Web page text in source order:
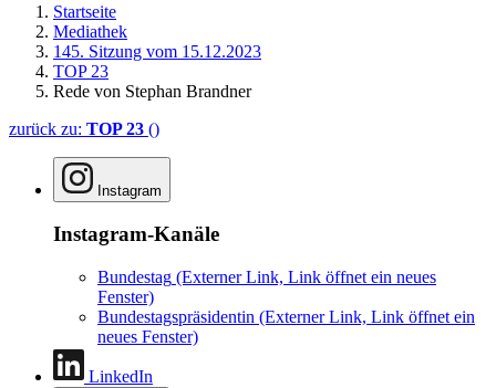
Startseite
Mediathek
145. Sitzung vom 15.12.2023
TOP 23
Rede von Stephan Brandner
zurück zu: TOP 23 ()
Instagram
Instagram-Kanäle
Bundestag (Externer Link, Link öffnet ein neues
Fenster)
Bundestagspräsidentin (Externer Link, Link öffnet ein
neues Fenster)
LinkedIn